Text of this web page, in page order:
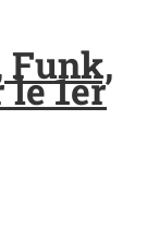
Funk,
1er